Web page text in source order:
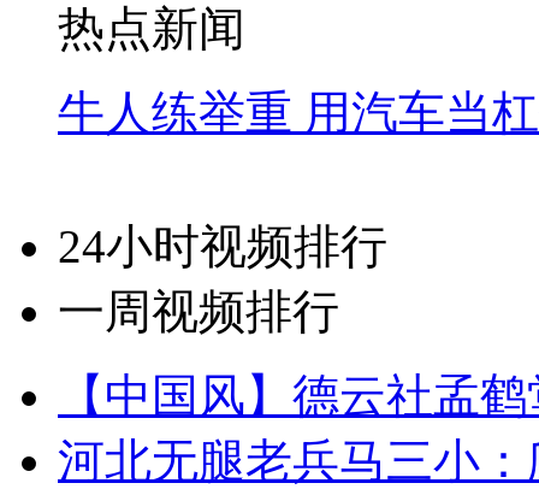
热点新闻
牛人练举重 用汽车当
24小时视频排行
一周视频排行
【中国风】德云社孟
河北无腿老兵马三小